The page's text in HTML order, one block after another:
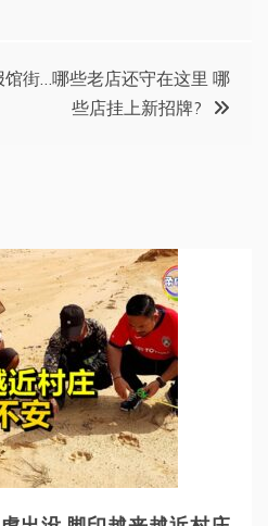
馆街…哪些老店还守在这里 哪
些店挂上新招牌?